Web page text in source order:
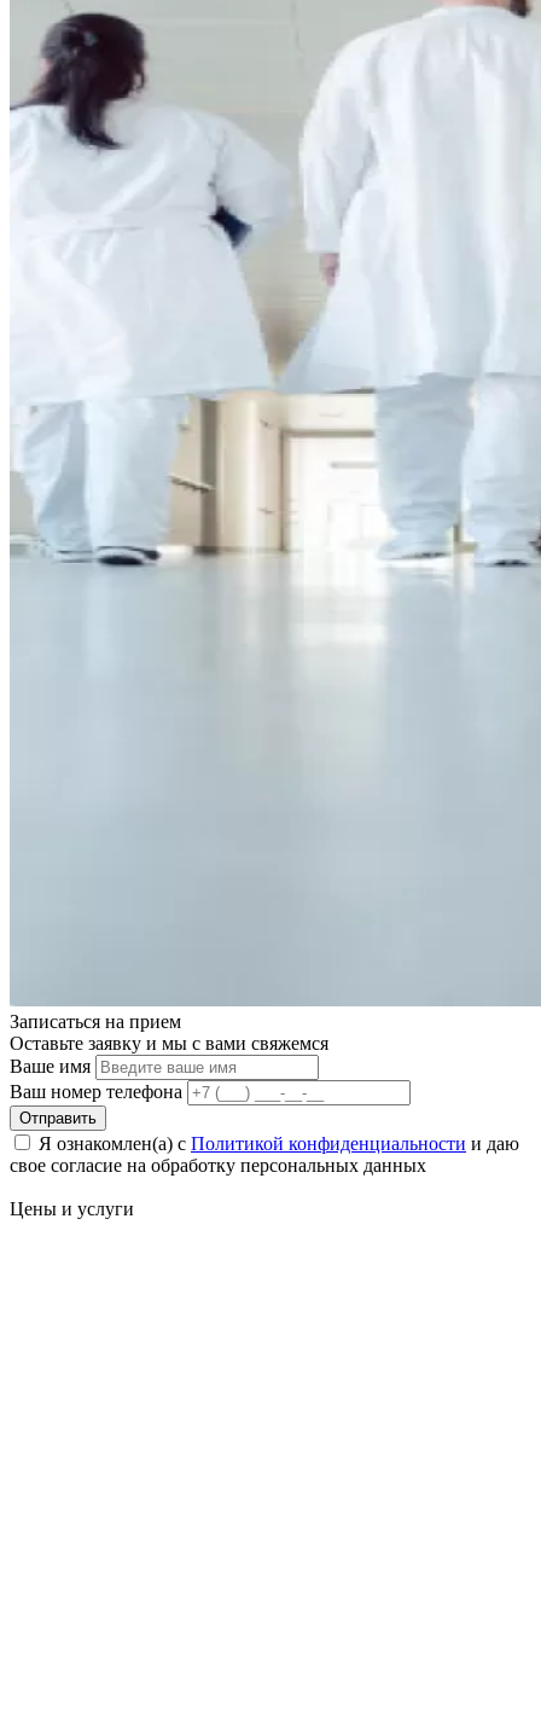
Записаться на прием
Оставьте заявку и мы с вами свяжемся
Ваше имя
Ваш номер телефона
Отправить
Я ознакомлен(а) с Политикой конфиденциальности и даю
свое cогласие на обработку персональных данных
Цены и услуги